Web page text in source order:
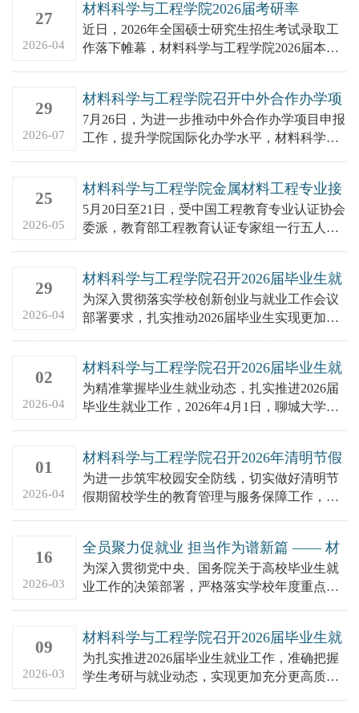
27
2026-04
材料科学与工程学院2026届考研率
53.8%，连续六年超50%！
近日，2026年全国硕士研究生招生考试录取工
作落下帷幕，材料科学与工程学院2026届本科
29
2026-07
材料科学与工程学院召开中外合作办学项
目申报冲刺推进会
7月26日，为进一步推动中外合作办学项目申报
工作，提升学院国际化办学水平，材料科学与
25
2026-05
材料科学与工程学院金属材料工程专业接
受教育部工程教育认证专家组现场考查
5月20日至21日，受中国工程教育专业认证协会
委派，教育部工程教育认证专家组一行五人莅
29
2026-04
材料科学与工程学院召开2026届毕业生就
业工作推进会议
​为深入贯彻落实学校创新创业与就业工作会议
部署要求，扎实推动2026届毕业生实现更加充
02
2026-04
材料科学与工程学院召开2026届毕业生就
业工作推进会议
为精准掌握毕业生就业动态，扎实推进2026届
毕业生就业工作，2026年4月1日，聊城大学材
01
2026-04
材料科学与工程学院召开2026年清明节假
期学生安全会商研判会议
为进一步筑牢校园安全防线，切实做好清明节
假期留校学生的教育管理与服务保障工作，精
16
2026-03
全员聚力促就业 担当作为谱新篇 —— 材
料科学与工程学院召开 2026 届毕业生就
业工作全体教职工会议
为深入贯彻党中央、国务院关于高校毕业生就
业工作的决策部署，严格落实学校年度重点工
09
2026-03
材料科学与工程学院召开2026届毕业生就
业工作推进会
为扎实推进2026届毕业生就业工作，准确把握
学生考研与就业动态，实现更加充分更高质量